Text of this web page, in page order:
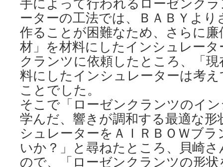
ーターの工法では、ＢＡＢＹよ
作ることが困難なため、さらに
材」を材料にしたインシュレー
クランツに依頼したところ、「
料にしたインシュレーターは考
ことでした。
そこで「ローゼンクランツのイ
学んだ、響きが調和する最適な
シュレーターをＡＩＲＢＯＷブ
いか？」と尋ねたところ、貝崎
ので、「ローゼンクランツの形